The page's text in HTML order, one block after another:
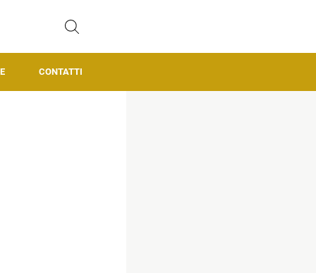
CONTATTI